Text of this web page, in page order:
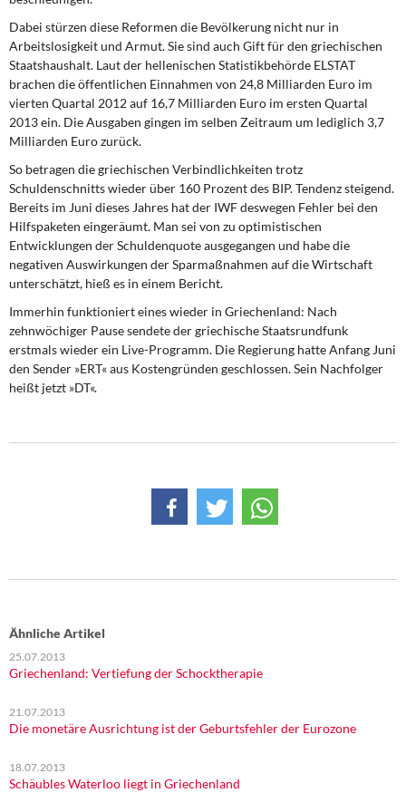
Dabei stürzen diese Reformen die Bevölkerung nicht nur in
Arbeitslosigkeit und Armut. Sie sind auch Gift für den griechischen
Staatshaushalt. Laut der hellenischen Statistikbehörde ELSTAT
brachen die öffentlichen Einnahmen von 24,8 Milliarden Euro im
vierten Quartal 2012 auf 16,7 Milliarden Euro im ersten Quartal
2013 ein. Die Ausgaben gingen im selben Zeitraum um lediglich 3,7
Milliarden Euro zurück.
So betragen die griechischen Verbindlichkeiten trotz
Schuldenschnitts wieder über 160 Prozent des BIP. Tendenz steigend.
Bereits im Juni dieses Jahres hat der IWF deswegen Fehler bei den
Hilfspaketen eingeräumt. Man sei von zu optimistischen
Entwicklungen der Schuldenquote ausgegangen und habe die
negativen Auswirkungen der Sparmaßnahmen auf die Wirtschaft
unterschätzt, hieß es in einem Bericht.
Immerhin funktioniert eines wieder in Griechenland: Nach
zehnwöchiger Pause sendete der griechische Staatsrundfunk
erstmals wieder ein Live-Programm. Die Regierung hatte Anfang Juni
den Sender »ERT« aus Kostengründen geschlossen. Sein Nachfolger
heißt jetzt »DT«.
Ähnliche Artikel
25.07.2013
Griechenland: Vertiefung der Schocktherapie
21.07.2013
Die monetäre Ausrichtung ist der Geburtsfehler der Eurozone
18.07.2013
Schäubles Waterloo liegt in Griechenland